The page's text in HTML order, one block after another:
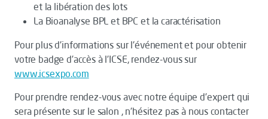
et la libération des lots
La Bioanalyse BPL et BPC et la caractérisation
Pour plus d'informations sur l'événement et pour obtenir
votre badge d’accès à l’ICSE, rendez-vous sur
www.icsexpo.com
Pour prendre rendez-vous avec notre équipe d’expert qui
sera présente sur le salon , n’hésitez pas à nous contacter